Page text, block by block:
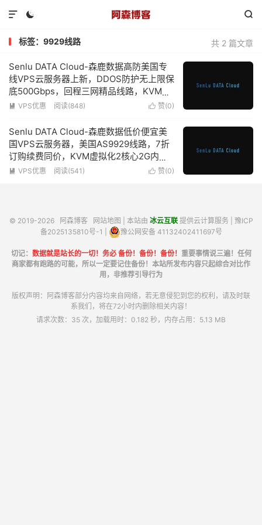
 

共 2 篇文章
标签：9929线路
Senlu DATA Cloud-森鹿数据高防美国专
线VPS云服务器上新，DDOS防护无上限保
底500Gbps，回程三网精品线路，KVM虚
拟化2核心2G内存低至150元/月-附简单测
 赞(0)
 VPS优惠 阅读(848)
Senlu DATA Cloud-森鹿数据低价便宜美
国VPS云服务器，美国AS9929线路，7折
订购续费同价，KVM虚拟化2核心2G内存
100Mbps带宽低至27元/月
 赞(0)
 VPS优惠 阅读(541)
© 2019-2026 阿森博客 网站地图 | 本站由 冰云互联提供云计算服务 | 豫ICP
备2025135810号-1
豫公网安备 41132402411697号
切记： 数据就是站长的一切！务必 备份！备份！备份！ 重要事情说三遍！任何
商家都有跑路的可能，所以一定要记住备份！本站所发布内容只起综合对比作
用，非推荐引导行为
版权声明：阿森博客部分内容均来自网络，若无意侵犯到您的权利，请及时联
系我们，将在72小时内删除相关内容！
请求次数：35 次，加载用时：0.182 秒，内存占用：5.13 MB